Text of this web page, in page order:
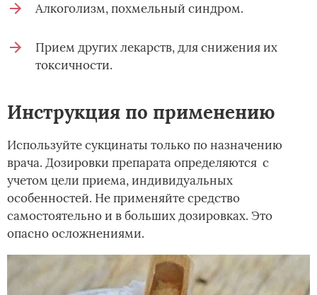
Алкоголизм, похмельный синдром.
Прием других лекарств, для снижения их
токсичности.
Инструкция по применению
Используйте сукцинаты только по назначению
врача. Дозировки препарата определяются с
учетом цели приема, индивидуальных
особенностей. Не применяйте средство
самостоятельно и в больших дозировках. Это
опасно осложнениями.